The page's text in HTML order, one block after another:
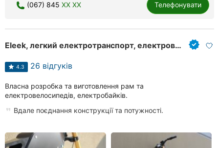
Херсон
Полтава
Чернігів
Черкаси
Чернівці
Суми
Івано-
Франківськ
(067) 845 XX XX Телефонувати
Eleek, легкий електротранспорт, електровелосипеди
4.3 26 відгуків
Власна розробка та виготовлення рам та
електровелосипедів, електробайків.
Вдале поєднання конструкції та потужності.